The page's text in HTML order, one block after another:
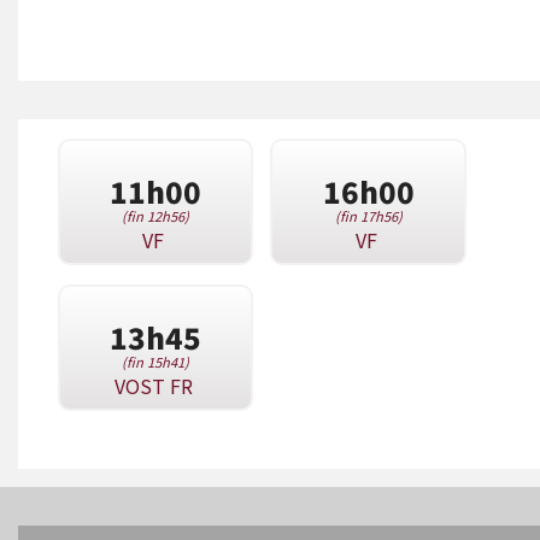
11h00
(fin 12h56)
VF
16h00
(fin 17h56)
VF
13h45
(fin 15h41)
VOST FR